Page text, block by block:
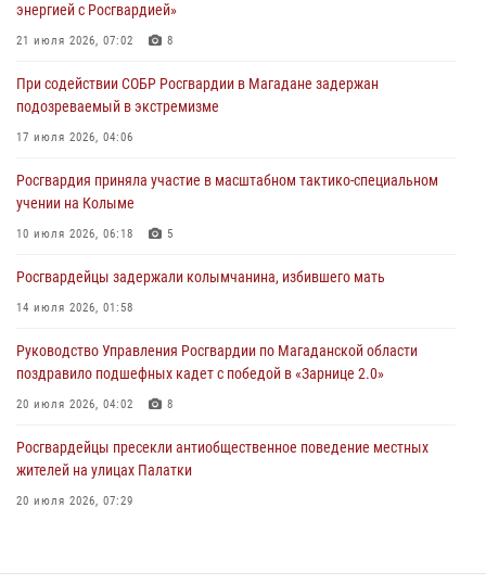
«Каникулы с Росгвардией» продолжаются на Колыме
Начальник Главного штаба – первый заместитель директора
Росгвардии Герой России генерал-полковник Сергей Бойко
15 июля 2026, 06:21
Кинологический тандем из Магадана завоевал бронзу на
15 июля 2026, 04:34
энергией с Росгвардией»
21 июля 2026, 07:02 8
При содействии СОБР Росгвардии в Магадане задержан
подозреваемый в экстремизме
17 июля 2026, 04:06
Росгвардия приняла участие в масштабном тактико-специальном
учении на Колыме
10 июля 2026, 06:18 5
Росгвардейцы задержали колымчанина, избившего мать
14 июля 2026, 01:58
Руководство Управления Росгвардии по Магаданской области
поздравило подшефных кадет с победой в «Зарнице 2.0»
20 июля 2026, 04:02 8
Росгвардейцы пресекли антиобщественное поведение местных
жителей на улицах Палатки
20 июля 2026, 07:29
16 июля 2026, 03:27 6